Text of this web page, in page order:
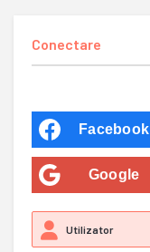
Conectare
Facebook
Google